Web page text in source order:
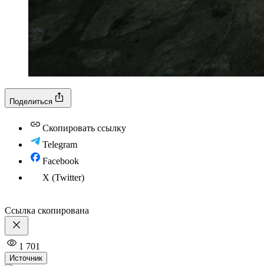
Поделиться
Скопировать ссылку
Telegram
Facebook
X (Twitter)
Ссылка скопирована
1 701
Источник